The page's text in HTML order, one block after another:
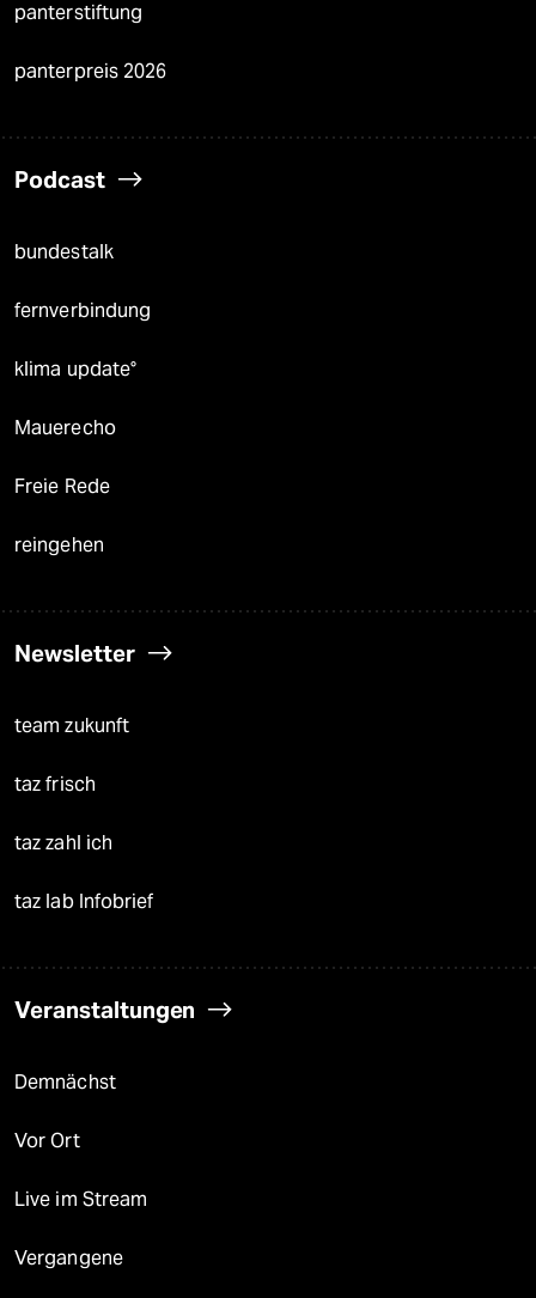
panterstiftung
panterpreis 2026
Podcast
bundestalk
fernverbindung
klima update°
Mauerecho
Freie Rede
reingehen
Newsletter
team zukunft
taz frisch
taz zahl ich
taz lab Infobrief
Veranstaltungen
Demnächst
Vor Ort
Live im Stream
Vergangene